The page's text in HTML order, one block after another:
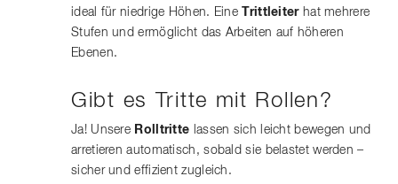
ideal für niedrige Höhen. Eine
Trittleiterhat mehrere
Stufen und ermöglicht das Arbeiten auf höheren
Ebenen.
Gibt es Tritte mit Rollen?
Ja! Unsere Rolltritte lassen sich leicht bewegen und
arretieren automatisch, sobald sie belastet werden –
sicher und effizient zugleich.